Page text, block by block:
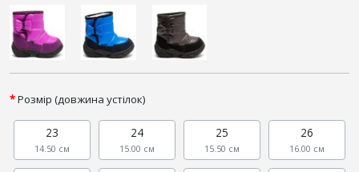
Розмір (довжина устілок)
23
14.50 см
24
15.00 см
25
15.50 см
26
16.00 см